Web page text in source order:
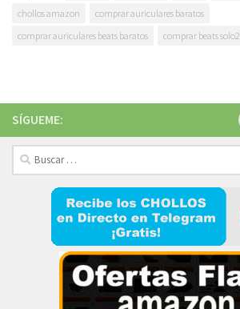
chollos amazon
comprar auriculares baratos
comprar auriculares beats baratos
comprar beats solo2
SÍGUEME:
Buscar: